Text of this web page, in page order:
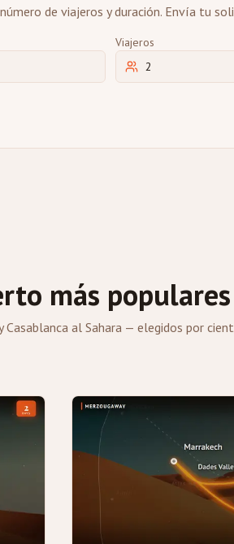
de viajeros y duración. Envía tu
Viajeros
más populares
Casablanca al Sahara — elegidos por